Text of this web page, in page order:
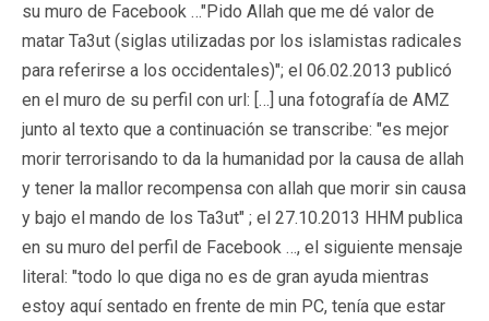
su muro de Facebook …"Pido Allah que me dé valor de
matar Ta3ut (siglas utilizadas por los islamistas radicales
para referirse a los occidentales)"; el 06.02.2013 publicó
en el muro de su perfil con url: […] una fotografía de AMZ
junto al texto que a continuación se transcribe: "es mejor
morir terrorisando to da la humanidad por la causa de allah
y tener la mallor recompensa con allah que morir sin causa
y bajo el mando de los Ta3ut" ; el 27.10.2013 HHM publica
en su muro del perfil de Facebook …, el siguiente mensaje
literal: "todo lo que diga no es de gran ayuda mientras
estoy aquí sentado en frente de min PC, tenía que estar